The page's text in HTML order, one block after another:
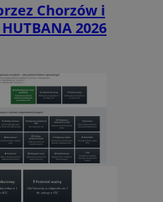
Chorzów i
2026